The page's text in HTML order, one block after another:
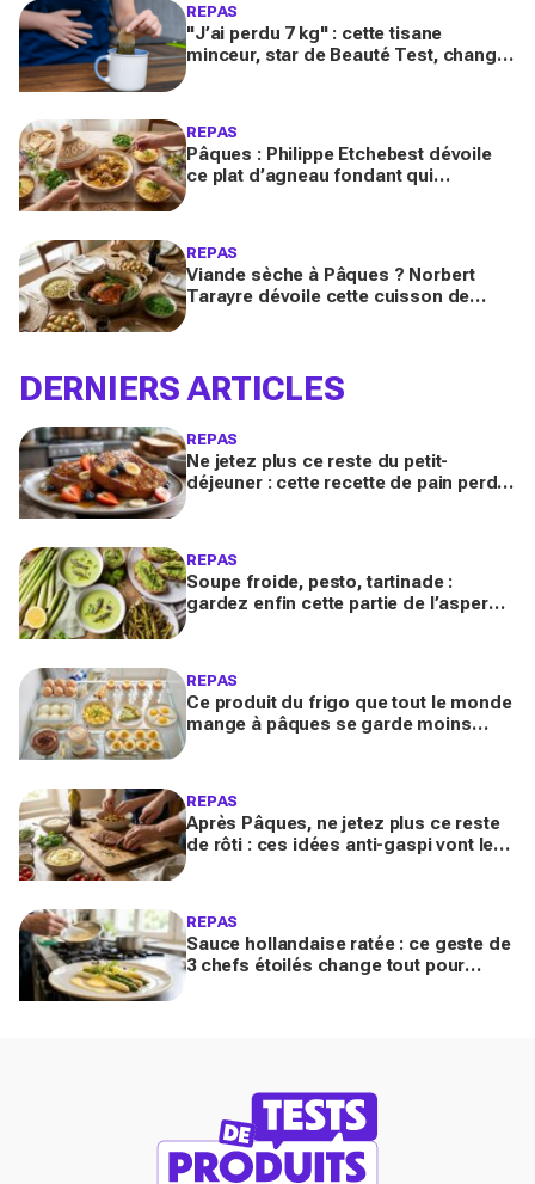
REPAS
"J’ai perdu 7 kg" : cette tisane
minceur, star de Beauté Test, change
REPAS
Pâques : Philippe Etchebest dévoile
ce plat d’agneau fondant qui
REPAS
Viande sèche à Pâques ? Norbert
Tarayre dévoile cette cuisson de
DERNIERS ARTICLES
REPAS
Ne jetez plus ce reste du petit-
déjeuner : cette recette de pain perdu
REPAS
Soupe froide, pesto, tartinade :
gardez enfin cette partie de l’asperge
REPAS
Ce produit du frigo que tout le monde
mange à pâques se garde moins
REPAS
Après Pâques, ne jetez plus ce reste
de rôti : ces idées anti-gaspi vont le
REPAS
Sauce hollandaise ratée : ce geste de
3 chefs étoilés change tout pour